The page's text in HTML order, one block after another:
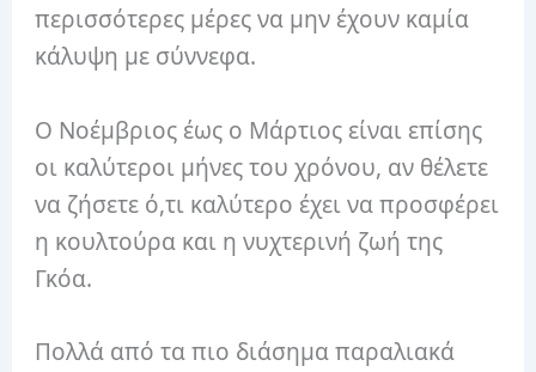
περισσότερες μέρες να μην έχουν καμία
κάλυψη με σύννεφα.
Ο Νοέμβριος έως ο Μάρτιος είναι επίσης
οι καλύτεροι μήνες του χρόνου, αν θέλετε
να ζήσετε ό,τι καλύτερο έχει να προσφέρει
η κουλτούρα και η νυχτερινή ζωή της
Γκόα.
Πολλά από τα πιο διάσημα παραλιακά